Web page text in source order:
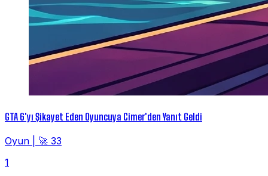
GTA 6'yı Şikayet Eden Oyuncuya Cimer'den Yanıt Geldi
Oyun
🚀 33
1